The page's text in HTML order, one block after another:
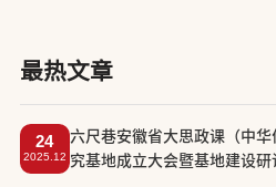
最热文章
24
2025.12
六尺巷安徽省大思政课（中
究基地成立大会暨基地建设